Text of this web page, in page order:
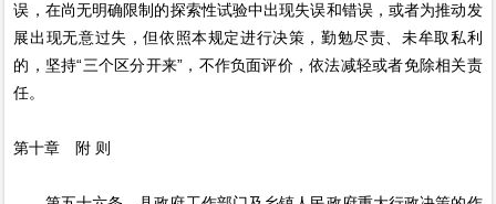
误，在尚无明确限制的探索性试验中出现失误和错误，或者为推动发
展出现无意过失，但依照本规定进行决策，勤勉尽责、未牟取私利
的，坚持“三个区分开来”，不作负面评价，依法减轻或者免除相关责
任。
第十章 附 则